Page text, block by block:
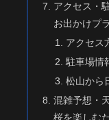
アクセス・
お出かけプ
アクセス
駐車場情
松山から
混雑予想・
桜を楽しむ